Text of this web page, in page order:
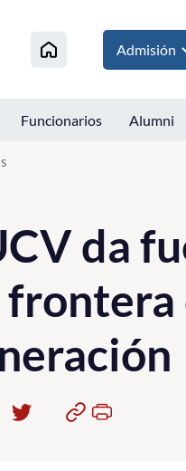
Admisión
Funcionarios Alumni
da
frontera